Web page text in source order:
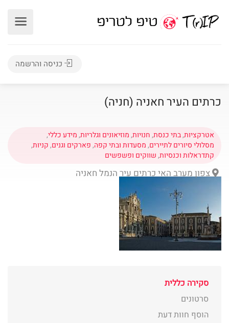
כניסה והרשמה
כרתים העיר חאניה (חניה)
אטרקציות,בתי כנסת,חנויות,מוזיאונים וגלריות,מידע כללי,
מסלולי סיורים לתיירים,מסעדות ובתי קפה,פארקים וגנים,קניות,
קתדראלות וכנסיות,שווקים ופשפשים
צפון מערב האי כרתים עיר הנמל חאניה
סקירה כללית
סרטונים
הוסף חוות דעת